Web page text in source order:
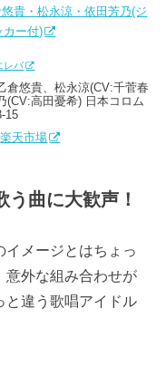
貴・松永涼・依田芳乃(ジ
カー付)
レバ
倉悠貴、松永涼(CV:千菅春
(CV:高田憂希) 日本コロム
15
楽天市場
曲に大歓声！
メージとはちょっ
意外な組み合わせが
と違う歌唱アイドル